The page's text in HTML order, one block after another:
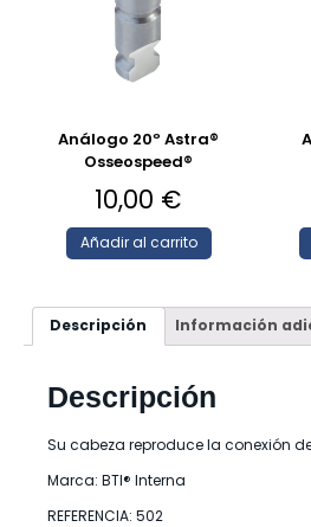
Análogo 20º Astra®
Osseospeed®
10,00 €
Añadir al carrito
Descripción Información
Descripción
Su cabeza reproduce la conexión
Marca: BTI® Interna
REFERENCIA: 502